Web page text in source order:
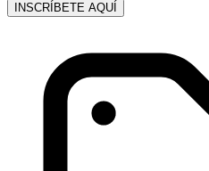
INSCRÍBETE AQUÍ